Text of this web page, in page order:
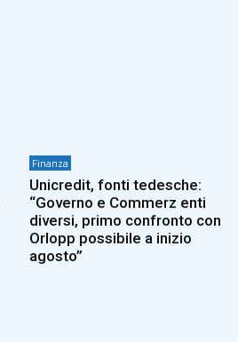
Finanza
Unicredit, fonti tedesche:
“Governo e Commerz enti
diversi, primo confronto con
Orlopp possibile a inizio
agosto”